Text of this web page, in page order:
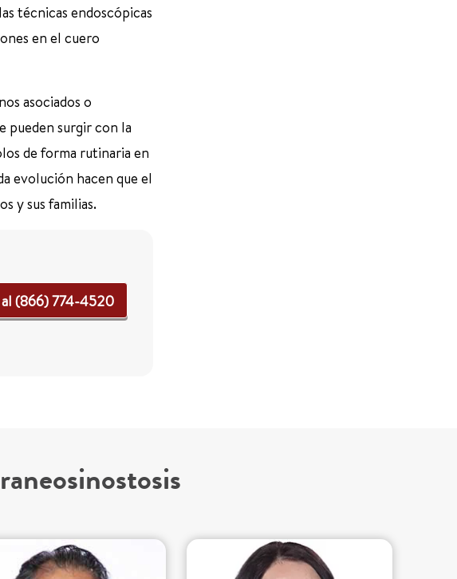
técnicas endoscópicas
en el cuero
asociados o
pueden surgir con la
de forma rutinaria en
evolución hacen que el
y sus familias.
al (866) 774-4520